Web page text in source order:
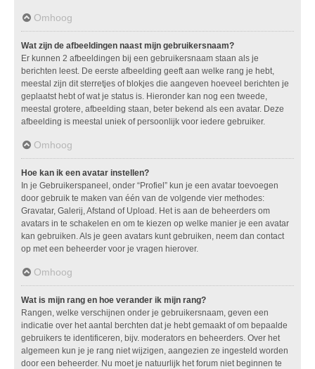
Omhoog
Wat zijn de afbeeldingen naast mijn gebruikersnaam?
Er kunnen 2 afbeeldingen bij een gebruikersnaam staan als je
berichten leest. De eerste afbeelding geeft aan welke rang je hebt,
meestal zijn dit sterretjes of blokjes die aangeven hoeveel berichten je
geplaatst hebt of wat je status is. Hieronder kan nog een tweede,
meestal grotere, afbeelding staan, beter bekend als een avatar. Deze
afbeelding is meestal uniek of persoonlijk voor iedere gebruiker.
Omhoog
Hoe kan ik een avatar instellen?
In je Gebruikerspaneel, onder “Profiel” kun je een avatar toevoegen
door gebruik te maken van één van de volgende vier methodes:
Gravatar, Galerij, Afstand of Upload. Het is aan de beheerders om
avatars in te schakelen en om te kiezen op welke manier je een avatar
kan gebruiken. Als je geen avatars kunt gebruiken, neem dan contact
op met een beheerder voor je vragen hierover.
Omhoog
Wat is mijn rang en hoe verander ik mijn rang?
Rangen, welke verschijnen onder je gebruikersnaam, geven een
indicatie over het aantal berchten dat je hebt gemaakt of om bepaalde
gebruikers te identificeren, bijv. moderators en beheerders. Over het
algemeen kun je je rang niet wijzigen, aangezien ze ingesteld worden
door een beheerder. Nu moet je natuurlijk het forum niet beginnen te